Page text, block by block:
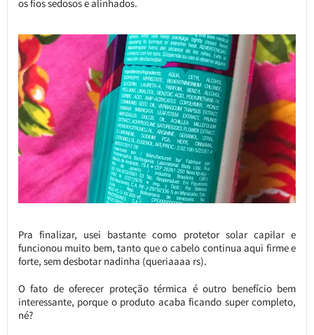
os fios sedosos e alinhados.
Pra finalizar, usei bastante como protetor solar capilar e
funcionou muito bem, tanto que o cabelo continua aqui firme e
forte, sem desbotar nadinha (queriaaaa rs).
O fato de oferecer proteção térmica é outro benefício bem
interessante, porque o produto acaba ficando super completo,
né?